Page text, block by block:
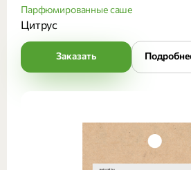
Парфюмированные саше
Цитрус
Заказать